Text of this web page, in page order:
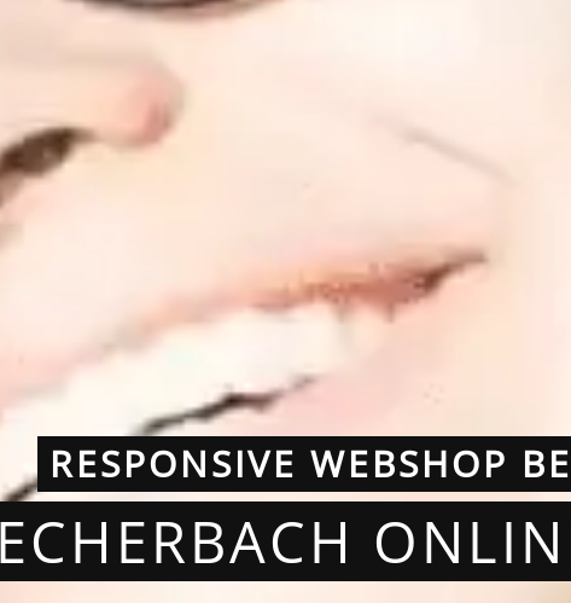
RESPONSIVE WEBSHOP